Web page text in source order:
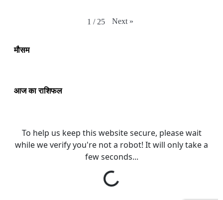
1 / 25 Next »
मौसम
आज का राशिफल